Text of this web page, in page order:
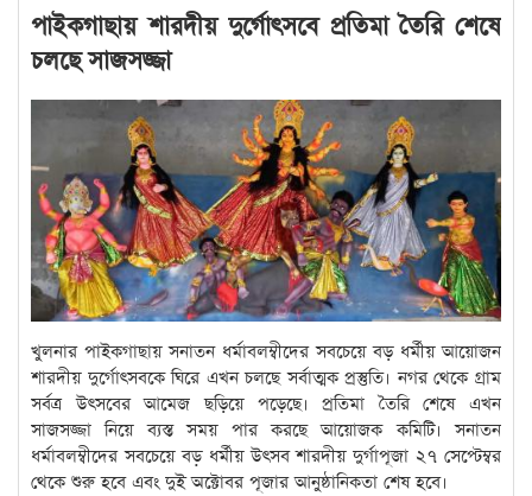
পাইকগাছায় শারদীয় দুর্গোৎসবে প্রতিমা তৈরি শেষে
চলছে সাজসজ্জা
খুলনার পাইকগাছায় সনাতন ধর্মাবলম্বীদের সবচেয়ে বড় ধর্মীয় আয়োজন
শারদীয় দুর্গোৎসবকে ঘিরে এখন চলছে সর্বাত্মক প্রস্তুতি। নগর থেকে গ্রাম
সর্বত্র উৎসবের আমেজ ছড়িয়ে পড়েছে। প্রতিমা তৈরি শেষে এখন
সাজসজ্জা নিয়ে ব্যস্ত সময় পার করছে আয়োজক কমিটি। সনাতন
ধর্মাবলম্বীদের সবচেয়ে বড় ধর্মীয় উৎসব শারদীয় দুর্গাপূজা ২৭ সেপ্টেম্বর
থেকে শুরু হবে এবং দুই অক্টোবর পূজার আনুষ্ঠানিকতা শেষ হবে।